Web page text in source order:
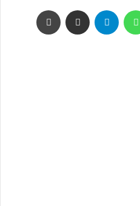
واتساب تيلقرام مشاركة عبر البريد